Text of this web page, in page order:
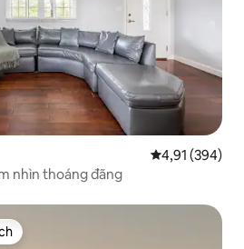
Xếp hạng
4,91 (394)
nhìn thoáng đãng